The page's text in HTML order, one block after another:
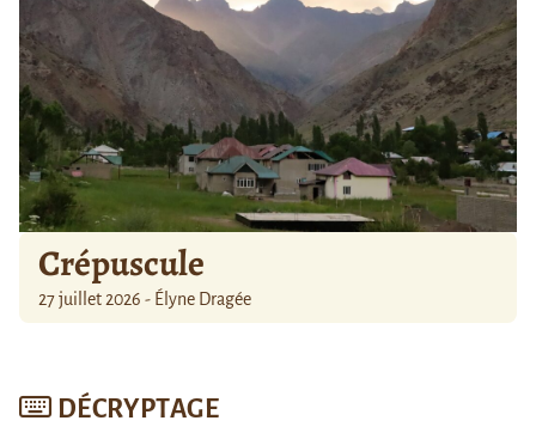
Crépuscule
27 juillet 2026 - Élyne Dragée
DÉCRYPTAGE